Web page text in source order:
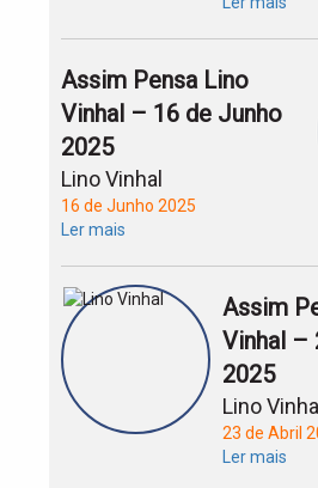
Assim Pensa Lino
Vinhal – 16 de Junho
2025
Lino Vinhal
16 de Junho 2025
Ler mais
Assim
Vinhal –
2025
Lino Vinhal
23 de Abril
Ler mais